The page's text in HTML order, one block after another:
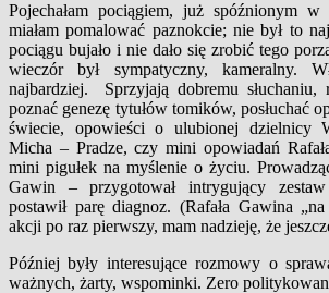
Pojechałam pociągiem, już spóźnionym
miałam pomalować paznokcie; nie był to
pociągu bujało i nie dało się zrobić tego
wieczór był sympatyczny, kameralny.
najbardziej. Sprzyjają dobremu słuchaniu,
poznać genezę tytułów tomików, posłuchać
świecie, opowieści o ulubionej dzielnicy
Micha – Pradze, czy mini opowiadań
mini pigułek na myślenie o życiu.
Gawin – przygotował intrygujący
postawił parę diagnoz. (Rafała Gawina
akcji po raz pierwszy, mam nadzieję, że
Później były interesujące rozmowy o
ważnych, żarty, wspominki. Zero